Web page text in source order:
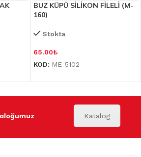
BUZ KÜPÜ SİLİKON FİLELİ (M-
160)
Stokta
65.00₺
KOD: ME-5102
Katalog